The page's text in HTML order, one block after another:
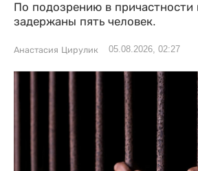
По подозрению в причастности
задержаны пять человек.
Анастасия Цирулик 05.08.2026, 02:27